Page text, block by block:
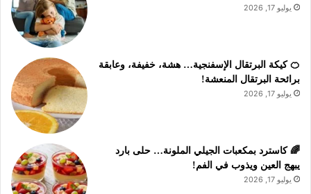
يوليو 17, 2026
🍊 كيكة البرتقال الإسفنجية… هشة، خفيفة، وعابقة
برائحة البرتقال المنعشة!
يوليو 17, 2026
🌈 كاسترد بمكعبات الجيلي الملونة… حلى بارد
يبهج العين ويذوب في الفم!
يوليو 17, 2026